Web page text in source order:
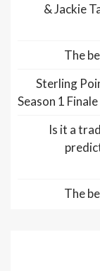
& Jackie
The
‘Sterling
Season 1
Is it a
The